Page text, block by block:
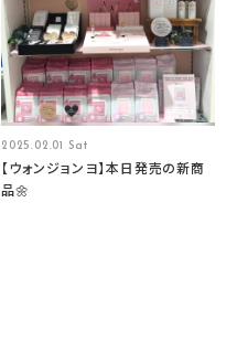
2025.02.01 Sat
【ウォンジョンヨ】本日発売の新商
品🌼